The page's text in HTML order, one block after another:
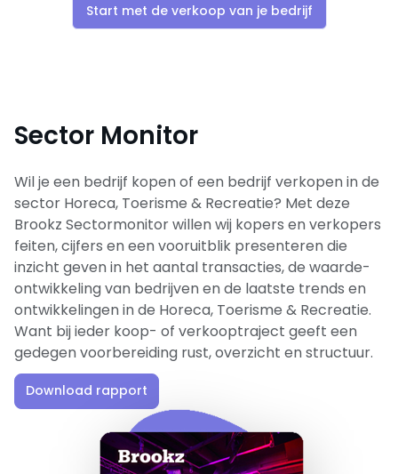
Start met de verkoop van je bedrijf
Sector Monitor
Wil je een bedrijf kopen of een bedrijf verkopen in de
sector Horeca, Toerisme & Recreatie? Met deze
Brookz Sectormonitor willen wij kopers en verkopers
feiten, cijfers en een vooruitblik presenteren die
inzicht geven in het aantal transacties, de waarde-
ontwikkeling van bedrijven en de laatste trends en
ontwikkelingen in de Horeca, Toerisme & Recreatie.
Want bij ieder koop- of verkooptraject geeft een
gedegen voorbereiding rust, overzicht en structuur.
Download rapport